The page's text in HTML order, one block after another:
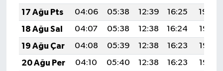
17 Ağu Pts
04:06 05:38 12:39 16:25
19:30
18 Ağu Sal
04:07 05:38 12:38 16:24
19:28
19 Ağu Çar
04:08 05:39 12:38 16:23
19:27
20 Ağu Per
04:10 05:40 12:38 16:23
19:26